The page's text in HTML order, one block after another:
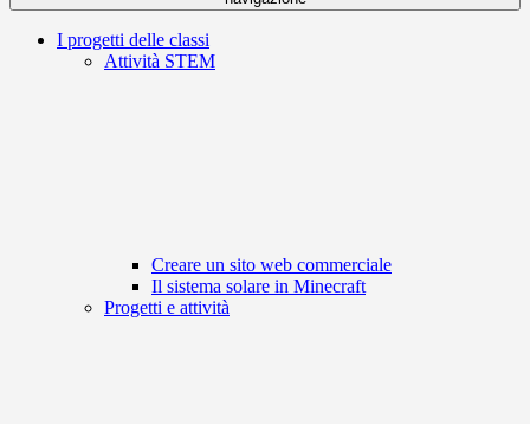
I progetti delle classi
Attività STEM
Creare un sito web commerciale
Il sistema solare in Minecraft
Progetti e attività